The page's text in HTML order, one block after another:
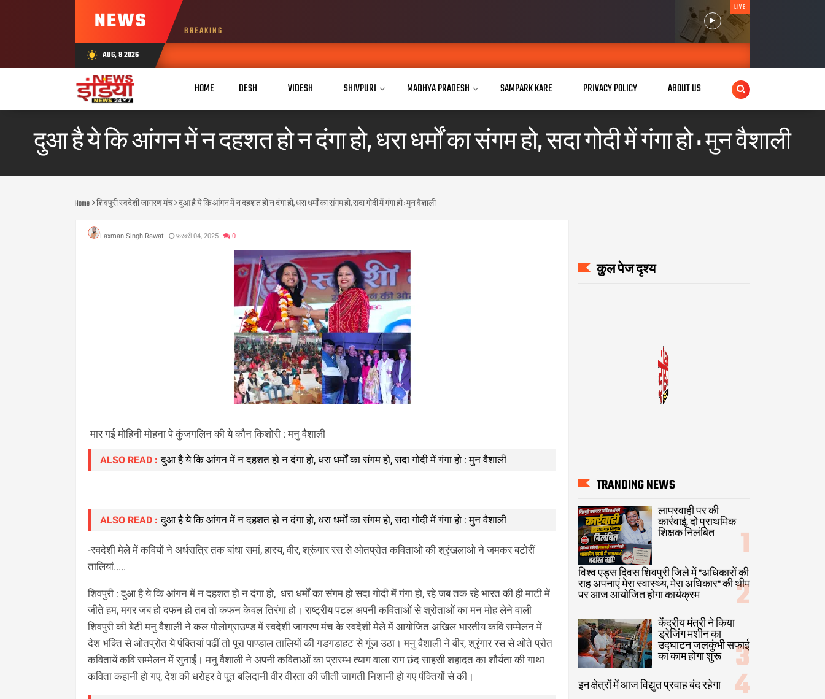
NEWS BREAKING
LIVE
wb_sunny AUG, 8 2026
HOME DESH VIDESH SHIVPURI MADHYA PRADESH SAMPARK KARE PRIVACY POLICY ABOUT US
दुआ है ये कि आंगन में न दहशत हो न दंगा हो, धरा धर्मों का संगम हो, सदा गोदी में गंगा हो : मुन वैशाली
Home शिवपुरी स्वदेशी जागरण मंच दुआ है ये कि आंगन में न दहशत हो न दंगा हो, धरा धर्मों का संगम हो, सदा गोदी में गंगा हो : मुन वैशाली
Laxman Singh Rawat फ़रवरी 04, 2025 0
मार गई मोहिनी मोहना पे कुंजगलिन की ये कौन किशोरी : मनु वैशाली
ALSO READ : दुआ है ये कि आंगन में न दहशत हो न दंगा हो, धरा धर्मों का संगम हो, सदा गोदी में गंगा हो : मुन वैशाली
ALSO READ : दुआ है ये कि आंगन में न दहशत हो न दंगा हो, धरा धर्मों का संगम हो, सदा गोदी में गंगा हो : मुन वैशाली
-स्वदेशी मेले में कवियों ने अर्धरात्रि तक बांधा समां, हास्य, वीर, श्रूंगार रस से ओतप्रोत कविताओ की श्रृंखलाओ ने जमकर बटोरीं
तालियां.....
शिवपुरी : दुआ है ये कि आंगन में न दहशत हो न दंगा हो, धरा धर्मों का संगम हो सदा गोदी में गंगा हो, रहे जब तक रहे भारत की ही माटी में
जीते हम, मगर जब हो दफन हो तब तो कफन केवल तिरंगा हो। राष्ट्रीय पटल अपनी कविताओं से श्रोताओं का मन मोह लेने वाली
शिवपुरी की बेटी मनु वैशाली ने कल पोलोग्राउण्ड में स्वदेशी जागरण मंच के स्वदेशी मेले में आयोजित अखिल भारतीय कवि सम्मेलन में
देश भक्ति से ओतप्रोत ये पंक्तियां पढीं तो पूरा पाण्डाल तालियों की गडगडाहट से गूंज उठा। मनु वैशाली ने वीर, श्रृंगार रस से ओते प्रोत
कवितायें कवि सम्मेलन में सुनाईं। मनु वैशाली ने अपनी कविताओं का प्रारम्भ त्याग वाला राग छंद साहसी शहादत का शौर्यता की गाथा
कविता कहानी हो गए, देश की धरोहर वे पूत बलिदानी वीर वीरता की जीती जागती निशानी हो गए पंक्तियों से की।
कुल पेज दृश्य
TRANDING NEWS
लापरवाही पर की
कार्रवाई, दो प्राथमिक
शिक्षक निलंबित
विश्व एड्स दिवस शिवपुरी जिले में "अधिकारों की
राह अपनाएं मेरा स्वास्थ्य, मेरा अधिकार" की थीम
पर आज आयोजित होगा कार्यक्रम
केंद्रीय मंत्री ने किया
ड्रेजिंग मशीन का
उद्घाटन जलकुंभी सफाई
का काम होगा शुरू
इन क्षेत्रों में आज विद्युत प्रवाह बंद रहेगा